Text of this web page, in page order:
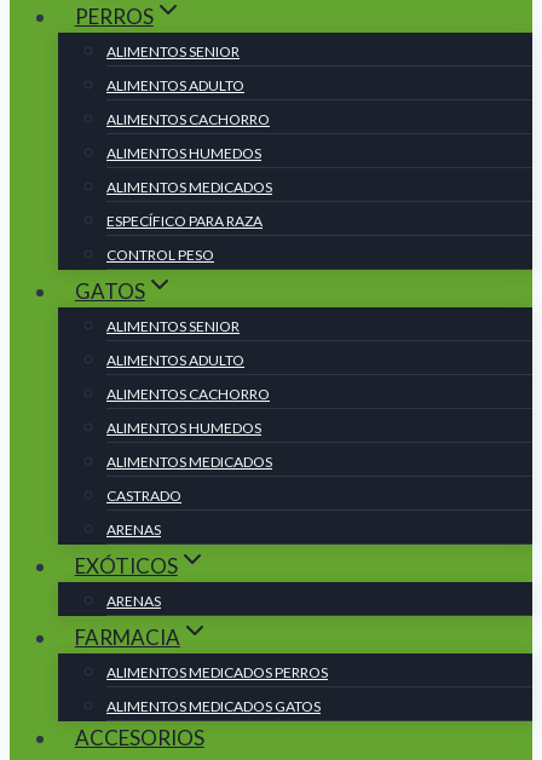
PERROS
ALIMENTOS SENIOR
ALIMENTOS ADULTO
ALIMENTOS CACHORRO
ALIMENTOS HUMEDOS
ALIMENTOS MEDICADOS
ESPECÍFICO PARA RAZA
CONTROL PESO
GATOS
ALIMENTOS SENIOR
ALIMENTOS ADULTO
ALIMENTOS CACHORRO
ALIMENTOS HUMEDOS
ALIMENTOS MEDICADOS
CASTRADO
ARENAS
EXÓTICOS
ARENAS
FARMACIA
ALIMENTOS MEDICADOS PERROS
ALIMENTOS MEDICADOS GATOS
ACCESORIOS